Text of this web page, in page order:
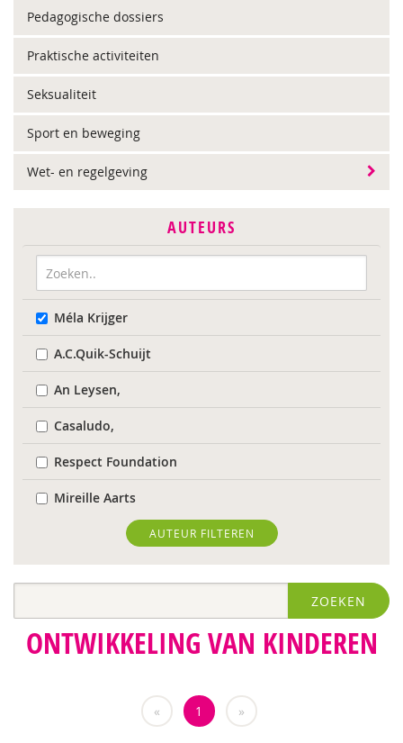
Pedagogische dossiers
Praktische activiteiten
Seksualiteit
Sport en beweging
Wet- en regelgeving
AUTEURS
Méla Krijger
A.C.Quik-Schuijt
An Leysen,
Casaludo,
Respect Foundation
Mireille Aarts
Marijke Adema
Ilse Aerden
Teatske Altenburg
Nishaan Ardjosemito
AUTEUR FILTEREN
ZOEKEN
ONTWIKKELING VAN KINDEREN
« 1 »